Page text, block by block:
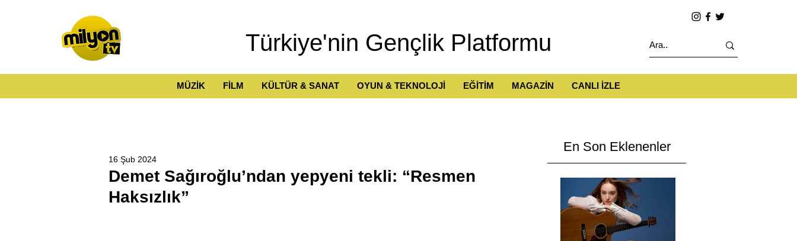
Türkiye'nin Gençlik Platformu
MÜZİK FİLM KÜLTÜR & SANAT OYUN & TEKNOLOJİ EĞİTİM MAGAZİN CANLI İZLE
Demet Sağıroğlu’ndan yepyeni tekli: “Resmen
Haksızlık”
16 Şub 2024
En Son Eklenenler